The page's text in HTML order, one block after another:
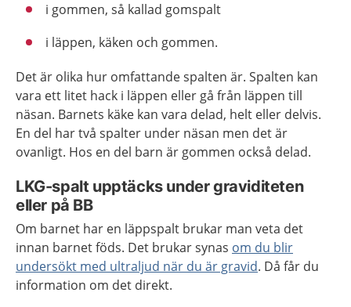
i gommen, så kallad gomspalt
i läppen, käken och gommen.
Det är olika hur omfattande spalten är. Spalten kan
vara ett litet hack i läppen eller gå från läppen till
näsan. Barnets käke kan vara delad, helt eller delvis.
En del har två spalter under näsan men det är
ovanligt. Hos en del barn är gommen också delad.
LKG-spalt upptäcks under graviditeten
eller på BB
Om barnet har en läppspalt brukar man veta det
innan barnet föds. Det brukar synas om du blir
undersökt med ultraljud när du är gravid. Då får du
information om det direkt.